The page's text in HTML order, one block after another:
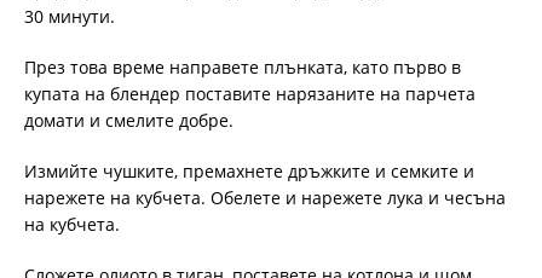
30 минути.
През това време направете плънката, като първо в
купата на блендер поставите нарязаните на парчета
домати и смелите добре.
Измийте чушките, премахнете дръжките и семките и
нарежете на кубчета. Обелете и нарежете лука и чесъна
на кубчета.